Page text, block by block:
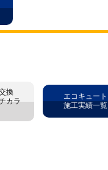
換
カラ
エコキュート
施工実績一覧